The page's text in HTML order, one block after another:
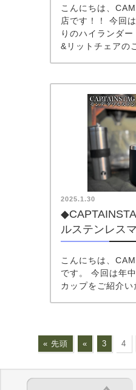
こんにちは、
店です！！ 今回
りのハイランダ
&リットチェアの
2025.1.30
ルステンレス
こんにちは、
です。 今回は年
カップをご紹介い
« 先頭 « 3 4